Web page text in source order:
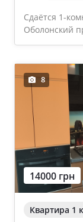
Сдаётся 1-
Оболонский
8
14000 грн
Квартира 1